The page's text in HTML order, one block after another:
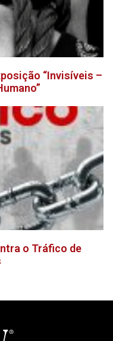
“Invisíveis –
o Tráfico de